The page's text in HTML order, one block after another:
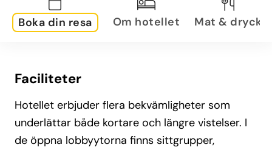
Boka din resa Om hotellet Mat & dryck
Faciliteter
Hotellet erbjuder flera bekvämligheter som
underlättar både kortare och längre vistelser. I
de öppna lobbyytorna finns sittgrupper,